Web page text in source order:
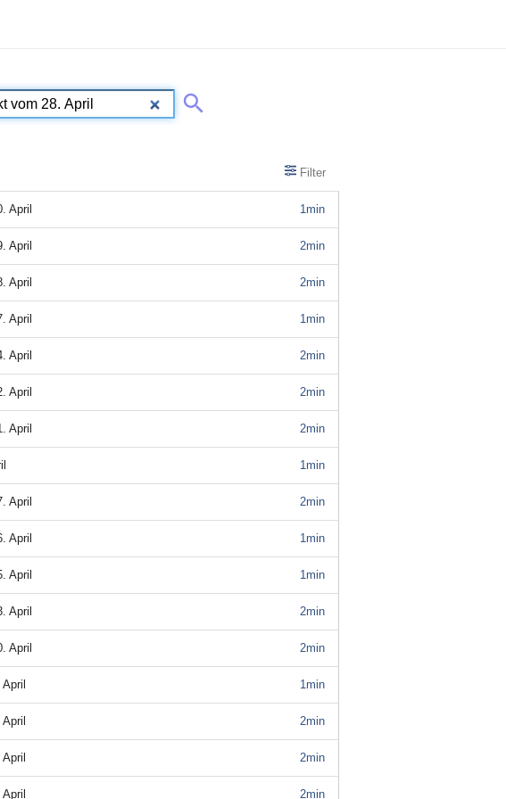
Filter
1min
April
2min
April
2min
April
1min
April
2min
April
2min
April
2min
April
1min
2min
April
1min
April
1min
April
2min
April
2min
April
1min
2min
2min
2min